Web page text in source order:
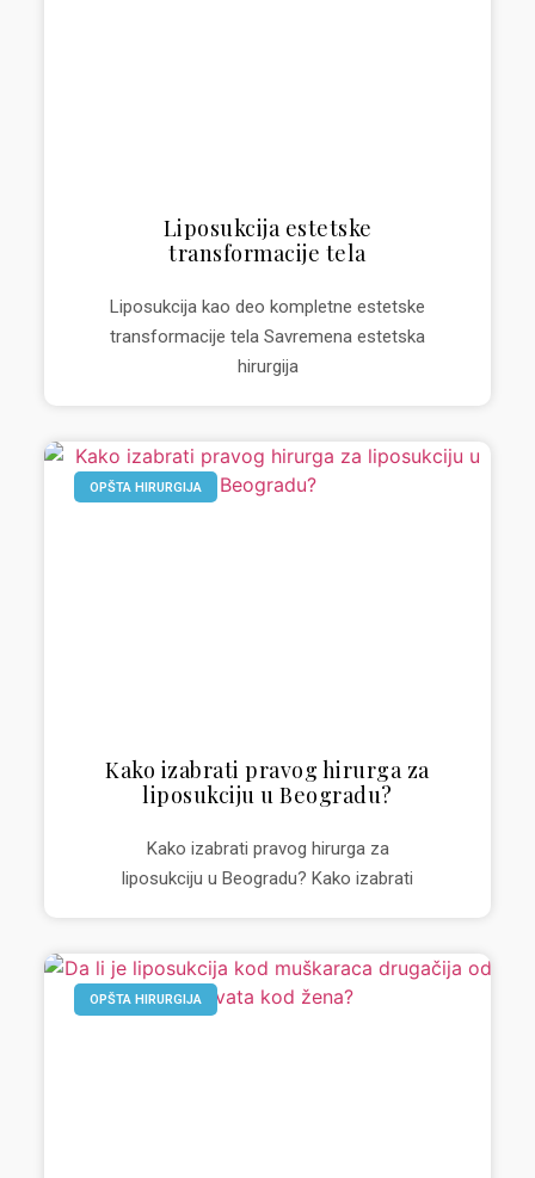
Liposukcija estetske
transformacije tela
Liposukcija kao deo kompletne estetske
transformacije tela Savremena estetska
hirurgija
OPŠTA HIRURGIJA
Kako izabrati pravog hirurga za
liposukciju u Beogradu?
Kako izabrati pravog hirurga za
liposukciju u Beogradu? Kako izabrati
OPŠTA HIRURGIJA